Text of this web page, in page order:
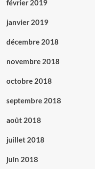
février 2019
janvier 2019
décembre 2018
novembre 2018
octobre 2018
septembre 2018
août 2018
juillet 2018
juin 2018